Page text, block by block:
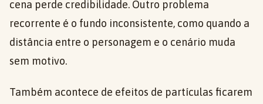
cena perde credibilidade. Outro problema
recorrente é o fundo inconsistente, como quando a
distância entre o personagem e o cenário muda
sem motivo.
Também acontece de efeitos de partículas ficarem